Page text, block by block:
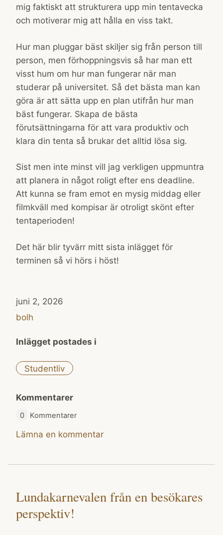
mig faktiskt att strukturera upp min tentavecka
och motiverar mig att hålla en viss takt.
Hur man pluggar bäst skiljer sig från person till
person, men förhoppningsvis så har man ett
visst hum om hur man fungerar när man
studerar på universitet. Så det bästa man kan
göra är att sätta upp en plan utifrån hur man
bäst fungerar. Skapa de bästa
förutsättningarna för att vara produktiv och
klara din tenta så brukar det alltid lösa sig.
Sist men inte minst vill jag verkligen uppmuntra
att planera in något roligt efter ens deadline.
Att kunna se fram emot en mysig middag eller
filmkväll med kompisar är otroligt skönt efter
tentaperioden!
Det här blir tyvärr mitt sista inlägget för
terminen så vi hörs i höst!
juni 2, 2026
bolh
Inlägget postades i
Studentliv
Kommentarer
0 Kommentarer
Lämna en kommentar
Lundakarnevalen från en besökares
perspektiv!